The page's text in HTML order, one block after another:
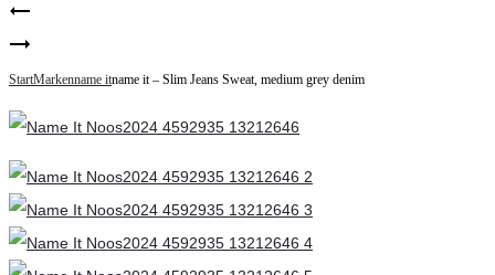
Product
navigation
–
Sweat,
dark
blue
name
it
–
olive
night
StartMarkenname itname it – Slim Jeans Sweat, medium grey denim